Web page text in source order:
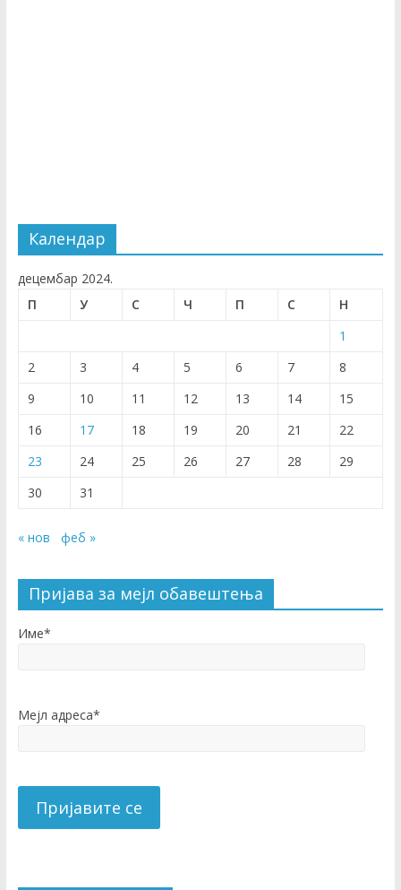
Календар
децембар 2024.
П
У С Ч П С
Н
1
2
3 4 5 6 7
8
9
10 11 12 13 14
15
16
17 18 19 20 21
22
23
24 25 26 27 28
29
30
31
« нов феб »
Пријава за мејл обавештења
Име*
Мејл адреса*